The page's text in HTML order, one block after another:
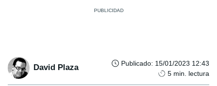
David Plaza Publicado: 15/01/2023 12:43
5 min. lectura